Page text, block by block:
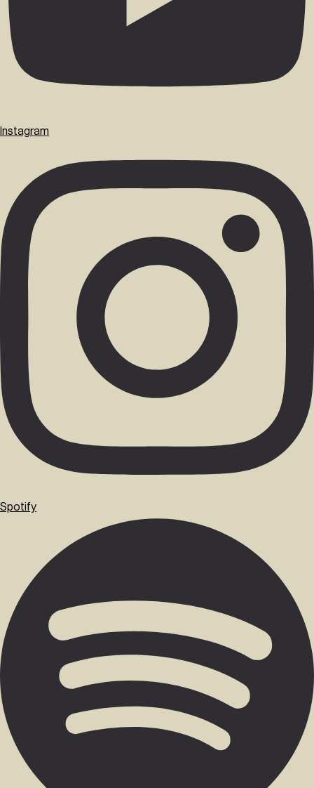
Instagram
Spotify